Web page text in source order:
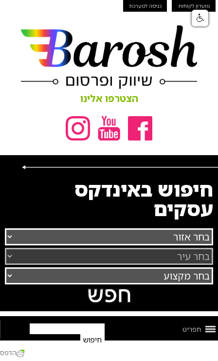
מועדון לקוחות כניסה למערכת
הצטרפו אלינו
חיפוש באינדקס
עסקים
תפריט
הדפס